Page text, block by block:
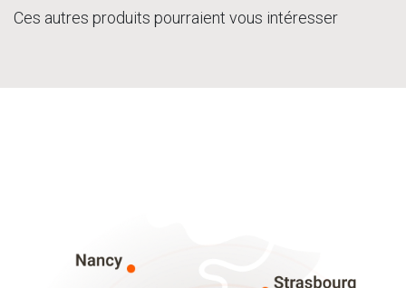
Ces autres produits pourraient vous intéresser